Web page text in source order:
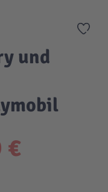
Zur
und
€